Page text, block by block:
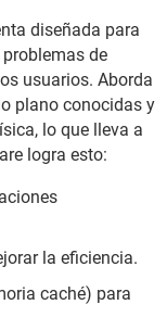
diseñada para
de
usuarios. Aborda
plano conocidas y
lo que lleva a
logra esto:
la eficiencia.
caché) para